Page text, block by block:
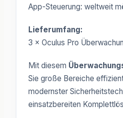
App-Steuerung: weltweit
Lieferumfang:
3 × Oculus Pro
Mit diesem
Sie große Bereiche
modernster
einsatzbereiten